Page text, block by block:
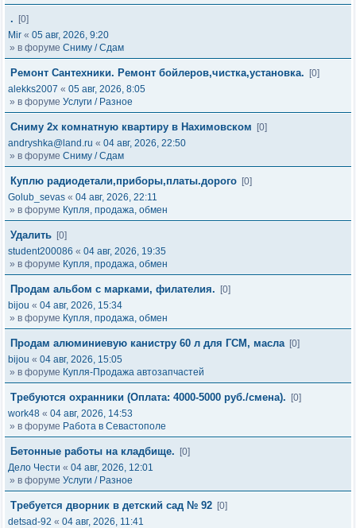
.
[0]
Mir « 05 авг, 2026, 9:20
» в форуме Сниму / Сдам
Ремонт Сантехники. Ремонт бойлеров,чистка,установка.
[0]
alekks2007 « 05 авг, 2026, 8:05
» в форуме Услуги / Разное
Сниму 2х комнатную квартиру в Нахимовском
[0]
andryshka@land.ru « 04 авг, 2026, 22:50
» в форуме Сниму / Сдам
Куплю радиодетали,приборы,платы.дорого [0]
Golub_sevas « 04 авг, 2026, 22:11
» в форуме Купля, продажа, обмен
Удалить [0]
student200086 « 04 авг, 2026, 19:35
» в форуме Купля, продажа, обмен
Продам альбом с марками, филателия.
[0]
bijou « 04 авг, 2026, 15:34
» в форуме Купля, продажа, обмен
Продам алюминиевую канистру 60 л для ГСМ, масла [0]
bijou « 04 авг, 2026, 15:05
» в форуме Купля-Продажа автозапчастей
Требуются охранники (Оплата: 4000-5000 руб./смена).
[0]
work48 « 04 авг, 2026, 14:53
» в форуме Работа в Севастополе
Бетонные работы на кладбище.
[0]
Дело Чести « 04 авг, 2026, 12:01
» в форуме Услуги / Разное
Требуется дворник в детский сад № 92 [0]
detsad-92 « 04 авг, 2026, 11:41